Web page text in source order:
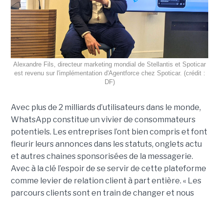
Alexandre Fils, directeur marketing mondial de Stellantis et Spoticar
est revenu sur l'implémentation d'Agentforce chez Spoticar. (crédit :
DF)
Avec plus de 2 milliards d’utilisateurs dans le monde,
WhatsApp constitue un vivier de consommateurs
potentiels. Les entreprises l’ont bien compris et font
fleurir leurs annonces dans les statuts, onglets actu
et autres chaines sponsorisées de la messagerie.
Avec à la clé l’espoir de se servir de cette plateforme
comme levier de relation client à part entière. « Les
parcours clients sont en train de changer et nous